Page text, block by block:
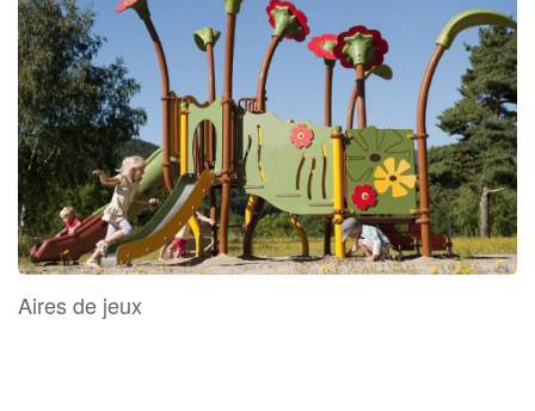
Aires de jeux